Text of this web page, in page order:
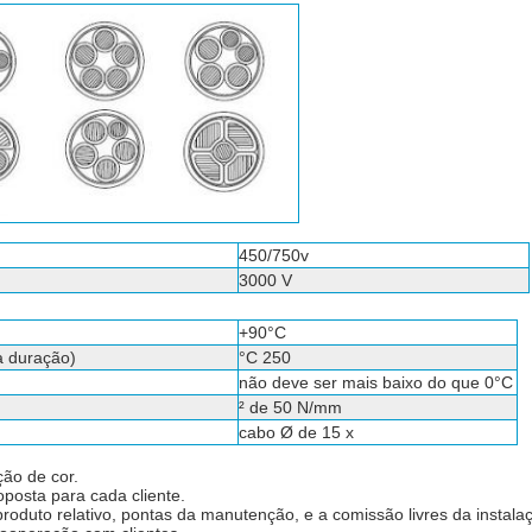
450/750v
3000 V
+90°C
duração)
°C 250
não deve ser mais baixo do que 0°C
² de 50 N/mm
cabo Ø de 15 x
de cor.
para cada cliente.
relativo, pontas da manutenção, e a comissão livres da